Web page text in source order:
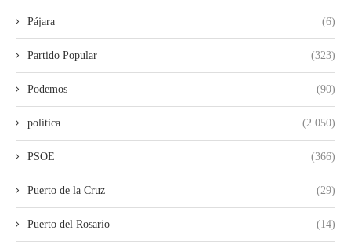
Pájara (6)
Partido Popular (323)
Podemos (90)
política (2.050)
PSOE (366)
Puerto de la Cruz (29)
Puerto del Rosario (14)